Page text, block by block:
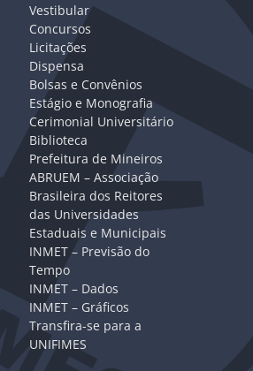
Vestibular
Concursos
Licitações
Dispensa
Bolsas e Convênios
Estágio e Monografia
Cerimonial Universitário
Biblioteca
Prefeitura de Mineiros
ABRUEM – Associação
Brasileira dos Reitores
das Universidades
Estaduais e Municipais
INMET – Previsão do
Tempo
INMET – Dados
INMET – Gráficos
Transfira-se para a
UNIFIMES